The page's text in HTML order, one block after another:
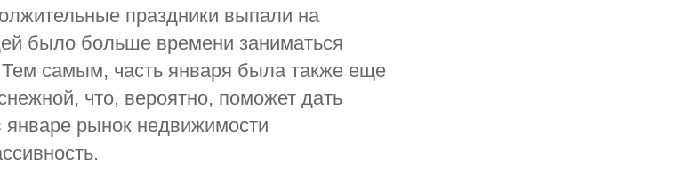
праздники выпали на
было больше времени заниматься
самым, часть января была также еще
что, вероятно, поможет дать
январе рынок недвижимости